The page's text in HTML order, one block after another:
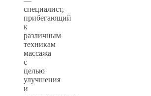
специалист,
прибегающий
к
различным
техникам
массажа
с
целью
улучшения
и